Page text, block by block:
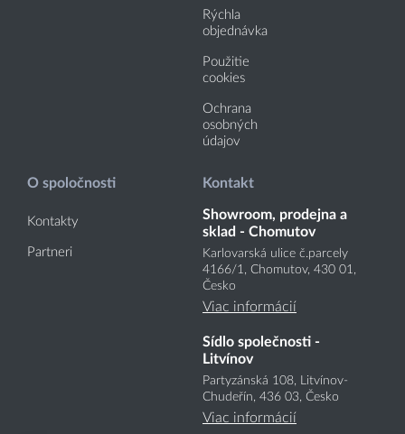
Rýchla
objednávka
Použitie
cookies
Ochrana
osobných
údajov
O spoločnosti
Kontakty
Partneri
Kontakt
Showroom, prodejna a
sklad - Chomutov
Karlovarská ulice č.parcely
4166/1, Chomutov, 430 01,
Česko
Viac informácií
Sídlo společnosti -
Litvínov
Partyzánská 108, Litvínov-
Chudeřín, 436 03, Česko
Viac informácií